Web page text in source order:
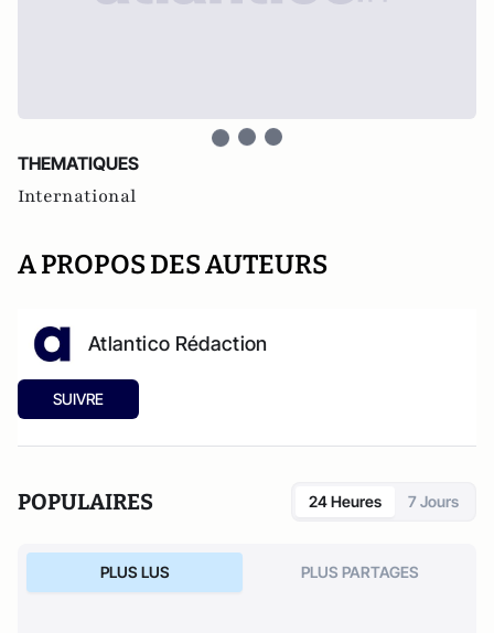
THEMATIQUES
International
A PROPOS DES AUTEURS
Atlantico Rédaction
SUIVRE
POPULAIRES 24 Heures 7 Jours
PLUS LUS PLUS PARTAGES